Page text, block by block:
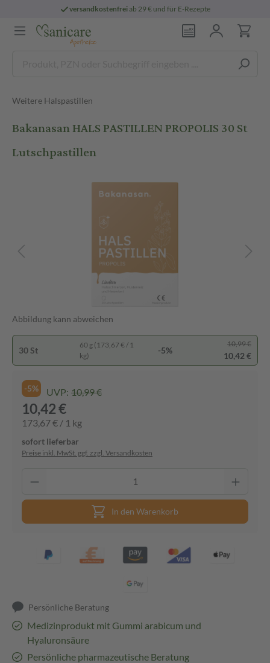
versandkostenfreiab 29 € und für E-Rezepte
Weitere Halspastillen
Bakanasan HALS PASTILLEN PROPOLIS 30 St
Lutschpastillen
Abbildung kann abweichen
30 St
60 g (173,67 € / 1
kg)
-5%
10,99 €
10,42 €
-5% UVP: 10,99 €
10,42 €
173,67 € / 1 kg
sofort lieferbar
Preise inkl. MwSt. ggf. zzgl. Versandkosten
In den Warenkorb
Persönliche Beratung
Medizinprodukt mit Gummi arabicum und
Hyaluronsäure
Persönliche pharmazeutische Beratung